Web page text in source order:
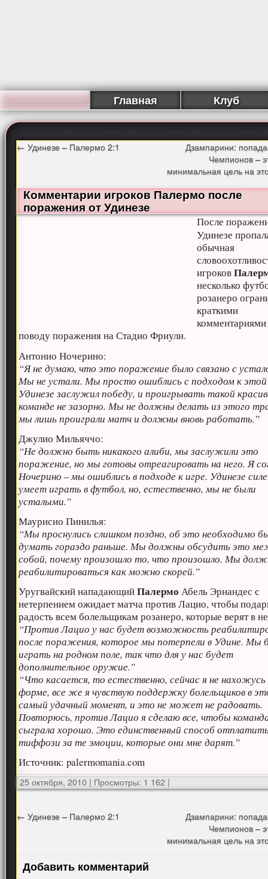
Главная Клуб
← Удинезе – Палермо 2:1
Дзампарини:
Чемпионов –
минимальная цель на
Комментарии игроков Палермо после
поражения от Удинезе
После
Удинезе
обычная
игроков
несколько
розанеро
краткими
поводу поражения на Стадио Фриули.
Антонио Ночерино:
“Я не думаю, что это поражение было связано с
Мы не устали. Мы просто ошиблись с подходом к этой
Удинезе заслужил победу, и проигрывать такой
команде не зазорно. Мы не должны делать из этого
мы лишь проиграли матч и должны вновь работать.”
Джулио Мильяччо:
“Не должно быть никакого алиби, мы заслужили это
поражение, но мы готовы отреагировать на него. Я
Ночерино – мы ошиблись в подходе к игре. Удинезе
умеет играть в футбол, но, естественно, мы не были
усталыми.”
Маурисио Пинилья:
“Мы проснулись слишком поздно, об это необходимо
думать гораздо раньше. Мы должны обсудить это
собой, почему произошло то, что произошло. Мы
реабилитироваться как можно скорей.”
Уругвайский нападающийПалермо Абель Эрнандес с
нетерпением ожидает матча против Лацио, чтобы
радость всем болельщикам розанеро, которые верят в
“Против Лацио у нас будет возможность
после поражения, которое мы потерпели в Удине. Мы
играть на родном поле, так что для у нас будет
дополнительное оружие.”
“Что касается, то естественно, сейчас я не нахожусь
форме, все же я чувствую поддержку болельщиков в
самый удачный момент, и это не может не радовать.
Повторюсь, против Лацио я сделаю все, чтобы
сыграла хорошо. Это единственный способ
тиффози за те эмоции, которые они мне дарят.”
Источник: palermomania.com
25 октября, 2010 | Просмотры: 1 162 |
← Удинезе – Палермо 2:1
Дзампарини:
Чемпионов –
минимальная цель на
Добавить комментарий